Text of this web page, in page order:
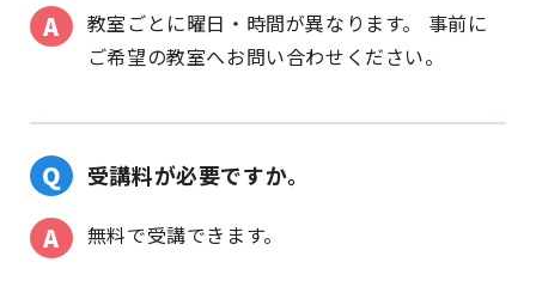
教室ごとに曜日・時間が異なります。 事前に
ご希望の教室へお問い合わせください。
受講料が必要ですか。
無料で受講できます。